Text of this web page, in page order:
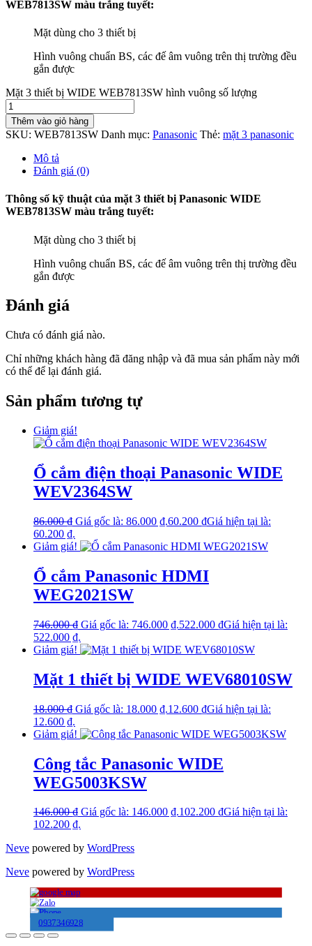
WEB7813SW màu trắng tuyết:
Mặt dùng cho 3 thiết bị
Hình vuông chuẩn BS, các đế âm vuông trên thị trường đều
gắn được
Mặt 3 thiết bị WIDE WEB7813SW hình vuông số lượng
Thêm vào giỏ hàng
SKU: WEB7813SW Danh mục: Panasonic Thẻ: mặt 3 panasonic
Mô tả
Đánh giá (0)
Thông số kỹ thuật của mặt 3 thiết bị Panasonic WIDE
WEB7813SW màu trắng tuyết:
Mặt dùng cho 3 thiết bị
Hình vuông chuẩn BS, các đế âm vuông trên thị trường đều
gắn được
Đánh giá
Chưa có đánh giá nào.
Chỉ những khách hàng đã đăng nhập và đã mua sản phẩm này mới
có thể để lại đánh giá.
Sản phẩm tương tự
Giảm giá!
Ổ cắm điện thoại Panasonic WIDE
WEV2364SW
86.000₫ Giá gốc là: 86.000 ₫.60.200 ₫Giá hiện tại là:
60.200 ₫.
Giảm giá!
Ổ cắm Panasonic HDMI
WEG2021SW
746.000₫ Giá gốc là: 746.000 ₫.522.000 ₫Giá hiện tại là:
522.000 ₫.
Giảm giá!
Mặt 1 thiết bị WIDE WEV68010SW
18.000₫ Giá gốc là: 18.000 ₫.12.600 ₫Giá hiện tại là:
12.600 ₫.
Giảm giá!
Công tắc Panasonic WIDE
WEG5003KSW
146.000₫ Giá gốc là: 146.000 ₫.102.200 ₫Giá hiện tại là:
102.200 ₫.
Neve powered by WordPress
Neve powered by WordPress
0937346928